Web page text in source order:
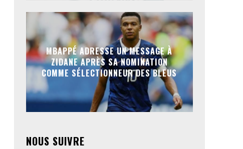
MBAPPÉ ADRESSE UN MESSAGE À
ZIDANE APRÈS SA NOMINATION
COMME SÉLECTIONNEUR DES BLEUS
NOUS SUIVRE